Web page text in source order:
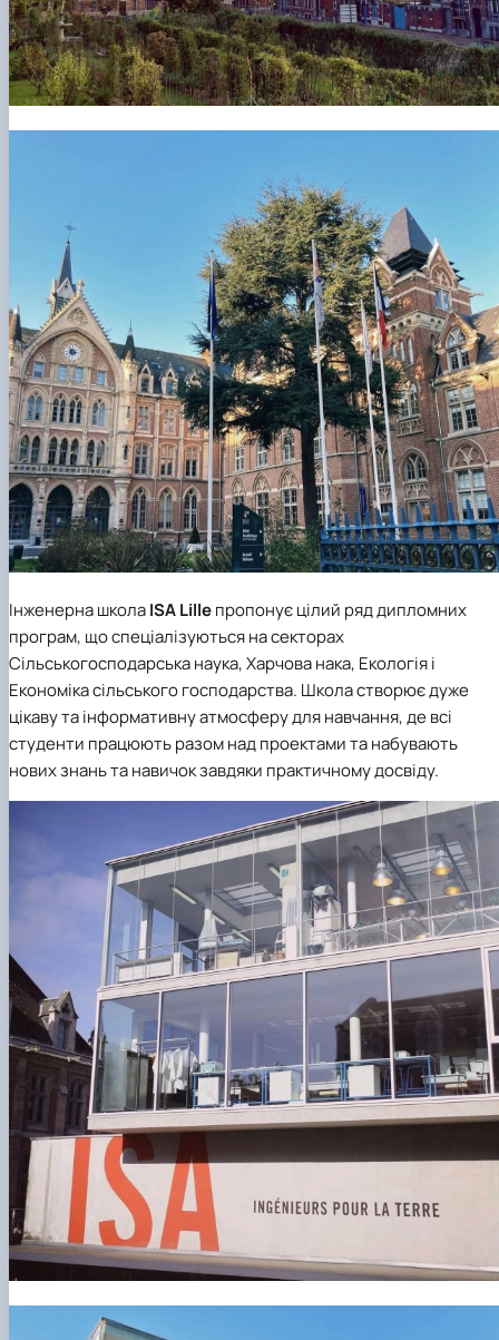
Інженерна школаISA Lilleпропонує цілий ряд дипломних
програм, що спеціалізуються на секторах
Сільськогосподарська наука, Харчова нака, Екологія і
Економіка сільського господарства. Школа створює дуже
цікаву та інформативну атмосферу для навчання, де всі
студенти працюють разом над проектами та набувають
нових знань та навичок завдяки практичному досвіду.